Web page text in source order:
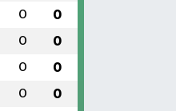
0 0
0 0
0 0
0 0